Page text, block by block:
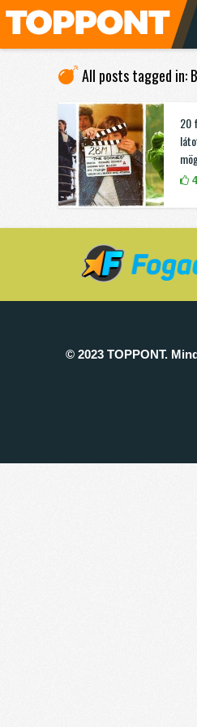
All posts tagged in:
20
4
© 2023 TOPPONT.